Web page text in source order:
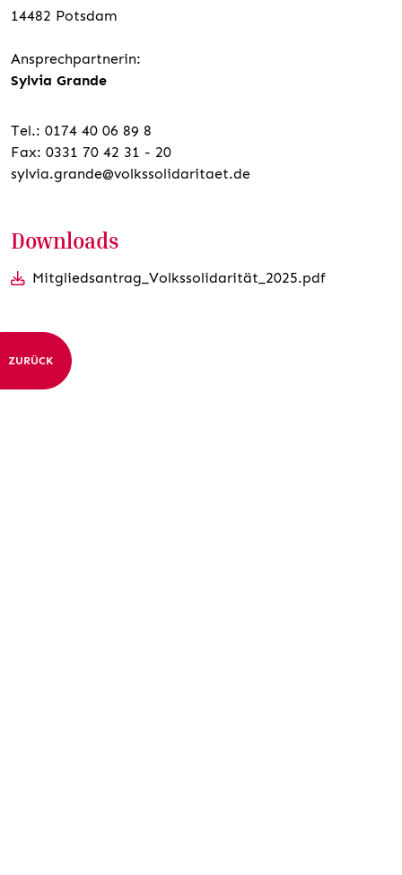
14482 Potsdam
Ansprechpartnerin:
Sylvia Grande
Tel.: 0174 40 06 89 8
Fax: 0331 70 42 31 - 20
sylvia.grande@volkssolidaritaet.de
Downloads
Mitgliedsantrag_Volkssolidarität_2025.pdf
ZURÜCK